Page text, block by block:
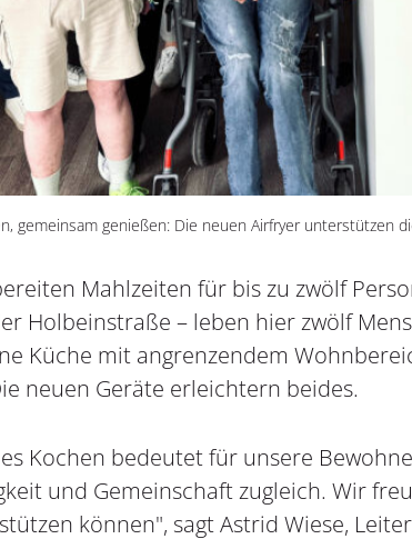
gemeinsam genießen: Die neuen Airfryer unterstützen
Mahlzeiten für bis zu zwölf
Holbeinstraße – leben hier zwölf
Küche mit angrenzendem
neuen Geräte erleichtern beides.
Kochen bedeutet für unsere
und Gemeinschaft zugleich. Wir
können", sagt Astrid Wiese,